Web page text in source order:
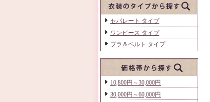
セパレート タイプ
ワンピース タイプ
ブラ＆ベルト タイプ
10,800円～30,000円
30,000円～60,000円